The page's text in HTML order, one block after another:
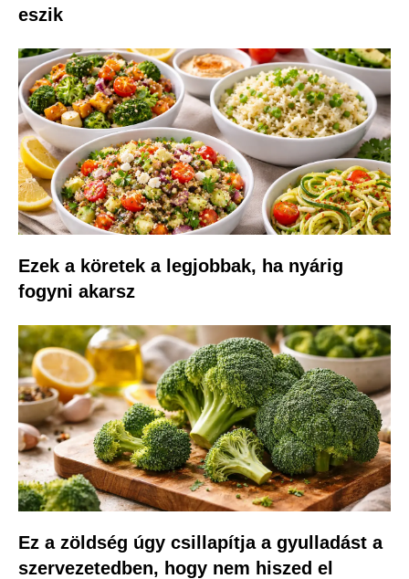
eszik
Ezek a köretek a legjobbak, ha nyárig
fogyni akarsz
Ez a zöldség úgy csillapítja a gyulladást a
szervezetedben, hogy nem hiszed el